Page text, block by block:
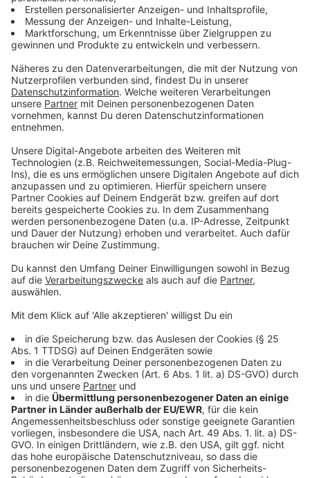
Die Polizei ermittelt wegen fahrlässiger
Körperverletzung. Bei dem Unfall wurden 13
Menschen verletzt, zudem kam es zu erheblichen
Anzeige
Weitere Infos und Links zum Thema
Anzeige
So haben wir über den Unfall berichtet
Das berichtet die Rheinische Post
Folge uns für mehr News & Updates:
Anzeige
Instagram|Facebook| WhatsApp-Kanal
Anzeige